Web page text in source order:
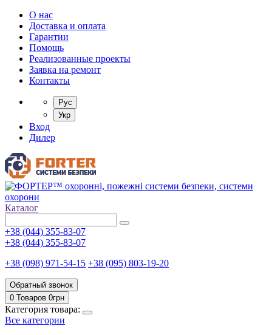
О нас
Доставка и оплата
Гарантии
Помощь
Реализованные проекты
Заявка на ремонт
Контакты
Рус
Укр
Вход
Дилер
Каталог
+38 (044) 355-83-07
+38 (044) 355-83-07
+38 (098) 971-54-15 +38 (095) 803-19-20
Обратный звонок
0 Товаров 0грн
Категория товара:
Все категории